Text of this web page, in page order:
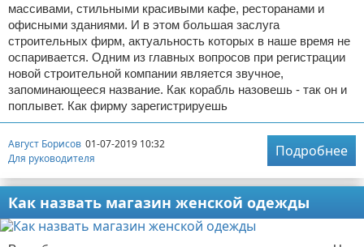
массивами, стильными красивыми кафе, ресторанами и
офисными зданиями. И в этом большая заслуга
строительных фирм, актуальность которых в наше время не
оспаривается. Одним из главных вопросов при регистрации
новой строительной компании является звучное,
запоминающееся название. Как корабль назовешь - так он и
поплывет. Как фирму зарегистрируешь
Август Борисов 01-07-2019 10:32
Для руководителя
Подробнее
Как назвать магазин женской одежды